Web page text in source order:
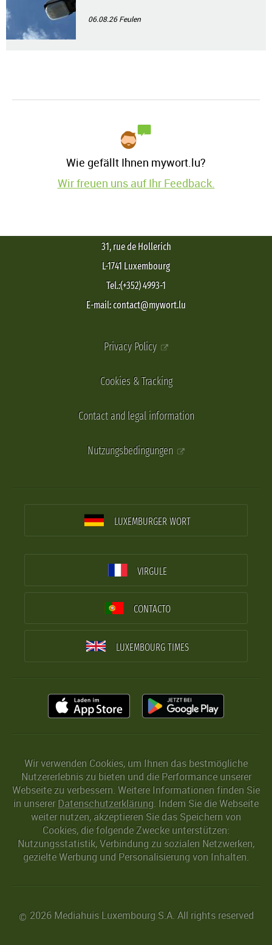
06.08.26Feulen
Wie gefällt Ihnen mywort.lu?
Wir freuen uns auf Ihr Feedback.
31, rue de Hollerich
L-1741 Luxembourg
Tel.:(+352) 4993-1
E-mail: contact@mywort.lu
Privacy Policy
Cookies & Tracking
Contact and legal information
Nutzungsbedingungen
LUXEMBURGER WORT
VIRGULE
CONTACTO
LUXEMBOURG TIMES
Wir verwenden Cookies, um Ihnen das bestmögliche
Nutzererlebnis zu bieten und die Performance unserer
Webseite zu verbessern. Weitere Informationen finden Sie
in unserer Datenschutzerklärung. Indem Sie die Webseite
weiter nutzen, akzeptieren Sie das Speichern von
Cookies, die folgende Zwecke unterstützen:
Nutzungsstatistik, Verbindung zu sozialen Netzwerken,
gezielte Werbung und Personalisierung von Inhalten.
© 2026 Mediahuis Luxembourg S.A. All rights reserved